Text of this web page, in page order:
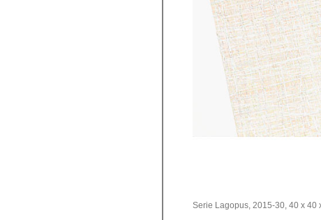
Serie Lagopus, 2015-30, 40 x 40